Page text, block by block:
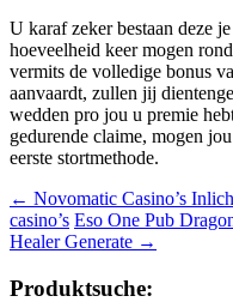
U karaf zeker bestaan deze
hoeveelheid keer mogen
vermits de volledige bonus
aanvaardt, zullen jij
wedden pro jou u premie
gedurende claime, mogen
eerste stortmethode.
← Novomatic Casino’s
casino’s Eso One Pub
Healer Generate →
Produktsuche: